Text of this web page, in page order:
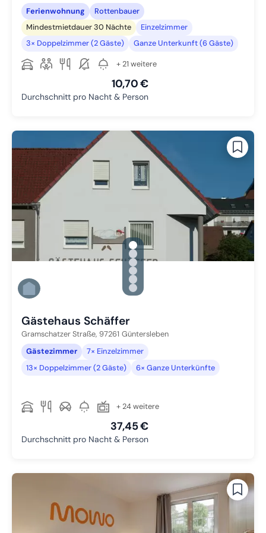
Ferienwohnung
Rottenbauer
Mindestmietdauer 30 Nächte
Einzelzimmer
3× Doppelzimmer (2 Gäste)
Ganze Unterkunft (6 Gäste)
+ 21 weitere
10,70 €
Durchschnitt pro Nacht & Person
gallery.slide_selector
Zu Slide 1 wechseln
Zu Slide 2 wechseln
Zu Slide 3 wechseln
Zu Slide 4 wechseln
Zu Slide 5 wechseln
Zu Slide 6 wechseln
Gästehaus Schäffer
Gramschatzer Straße, 97261 Güntersleben
Gästezimmer
7× Einzelzimmer
13× Doppelzimmer (2 Gäste)
6× Ganze Unterkünfte
+ 24 weitere
37,45 €
Durchschnitt pro Nacht & Person